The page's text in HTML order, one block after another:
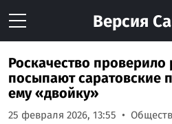
Версия
Роскачество
посыпают саратовские
ему «двойку»
25 февраля 2026, 13:55